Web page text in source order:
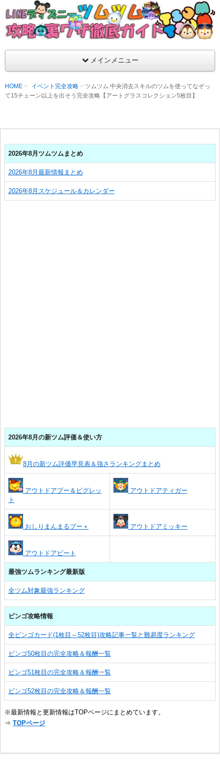
LINEディズニー ツムツム攻略・裏ワザ徹底
支持率No1！痒いところに手が届くツムツム攻略サイト！新ツ
ラ評価も丁寧に解説！ツムツムを120％楽しめるサイトを目指し
メインメニュー
HOME イベント完全攻略
ツムツム 中央消去スキルのツムを使ってなぞっ
て15チェーン以上を出そう完全攻略【アートグラスコレクション5枚目】
2026年8月ツムツムまとめ
2026年8月最新情報まとめ
2026年8月スケジュール＆カレンダー
2026年8月の新ツム評価＆使い方
8月の新ツム評価早見表＆強さランキングまとめ
アウトドアプー＆ピグレッ
ト
アウトドアティガー
おしりまんまるプー＋ アウトドアミッキー
アウトドアピート
最強ツムランキング最新版
全ツム対象最強ランキング
ビンゴ攻略情報
全ビンゴカード(1枚目～52枚目)攻略記事一覧と難易度ランキング
ビンゴ50枚目の完全攻略＆報酬一覧
ビンゴ51枚目の完全攻略＆報酬一覧
ビンゴ52枚目の完全攻略＆報酬一覧
※最新情報と更新情報はTOPページにまとめています。
⇒ TOPページ